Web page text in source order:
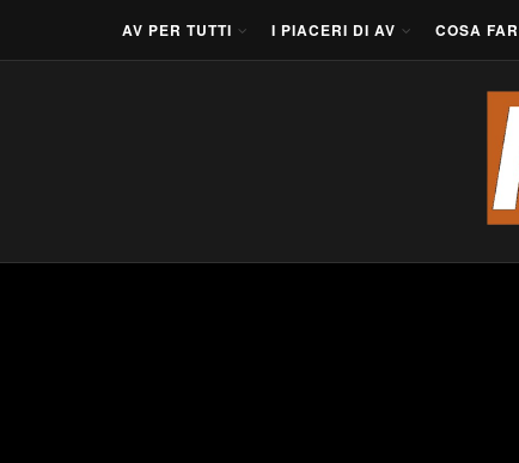
AV PER TUTTI I PIACERI DI AV COSA